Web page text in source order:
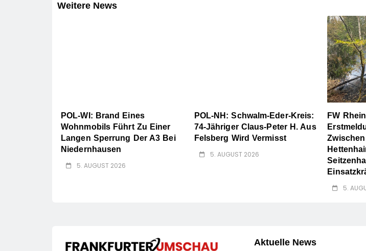
Weitere News
POL-WI: Brand Eines
Wohnmobils Führt Zu Einer
Langen Sperrung Der A3 Bei
Niedernhausen
5. AUGUST 2026
POL-NH: Schwalm-Eder-Kreis:
74-Jähriger Claus-Peter H. Aus
Felsberg Wird Vermisst
5. AUGUST 2026
FW
5.
Aktuelle News